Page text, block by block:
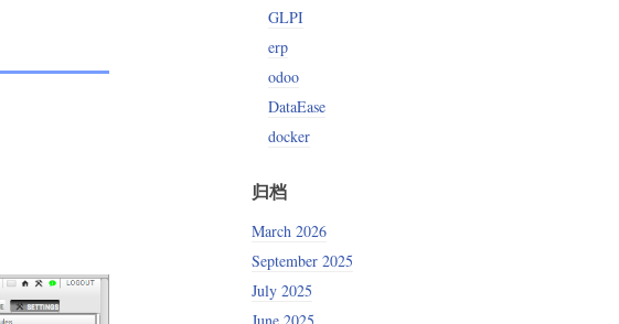
GLPI
erp
odoo
DataEase
docker
归档
March 2026
September 2025
July 2025